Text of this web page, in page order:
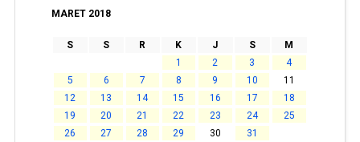
MARET 2018
S S R K J S
M
1
2 3
4
5
6 7 8 9 10
11
12
13 14 15 16 17
18
19
20 21 22 23 24
25
26
27 28 29 30
31